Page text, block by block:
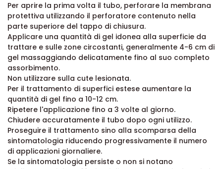
Per aprire la prima volta il tubo, perforare la membrana
protettiva utilizzando il perforatore contenuto nella
parte superiore del tappo di chiusura.
Applicare una quantità di gel idonea alla superficie da
trattare e sulle zone circostanti, generalmente 4-6 cm di
gel massaggiando delicatamente fino al suo completo
assorbimento.
Non utilizzare sulla cute lesionata.
Per il trattamento di superfici estese aumentare la
quantità di gel fino a 10-12 cm.
Ripetere l'applicazione fino a 3 volte al giorno.
Chiudere accuratamente il tubo dopo ogni utilizzo.
Proseguire il trattamento sino alla scomparsa della
sintomatologia riducendo progressivamente il numero
di applicazioni giornaliere.
Se la sintomatologia persiste o non si notano